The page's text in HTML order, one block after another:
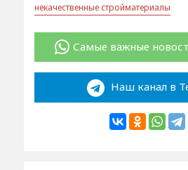
некачественные стройматериалы
Самые важные
Наш канал в